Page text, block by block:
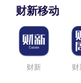
财新移动
财新 财